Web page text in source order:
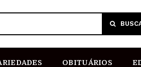
OBITUÁRIOS